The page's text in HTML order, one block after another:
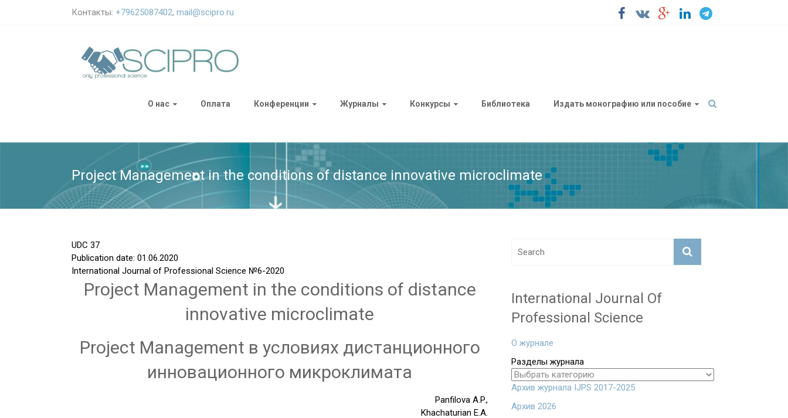
Контакты: +79625087402, mail@scipro.ru
О нас Оплата Конференции Журналы Конкурсы Библиотека Издать монографию или пособие
Project Management in the conditions of distance innovative microclimate
UDC 37
Publication date: 01.06.2020
International Journal of Professional Science №6-2020
Project Management in the conditions of distance
innovative microclimate
Project Management в условиях дистанционного
инновационного микроклимата
Panfilova A.P.,
Khachaturian E.A.
International Journal Of
Professional Science
О журнале
Разделы журнала
Архив журнала IJPS 2017-2025
Архив 2026